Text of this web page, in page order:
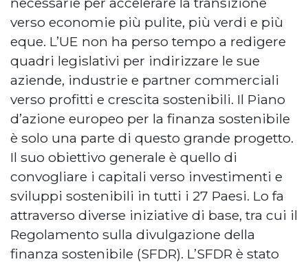
verso economie più pulite, più verdi e più
eque. L’UE non ha perso tempo a redigere
quadri legislativi per indirizzare le sue
aziende, industrie e partner commerciali
verso profitti e crescita sostenibili. Il Piano
d’azione europeo per la finanza sostenibile
è solo una parte di questo grande progetto.
Il suo obiettivo generale è quello di
convogliare i capitali verso investimenti e
sviluppi sostenibili in tutti i 27 Paesi. Lo fa
attraverso diverse iniziative di base, tra cui il
Regolamento sulla divulgazione della
finanza sostenibile (SFDR). L’SFDR è stato